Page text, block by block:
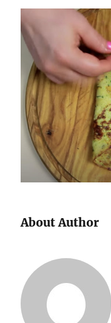
About Author